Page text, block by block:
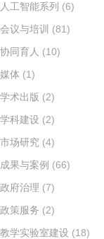
人工智能系列 (6)
会议与培训 (81)
协同育人 (10)
媒体 (1)
学术出版 (2)
学科建设 (2)
市场研究 (4)
成果与案例 (66)
政府治理 (7)
政策服务 (2)
教学实验室建设 (18)